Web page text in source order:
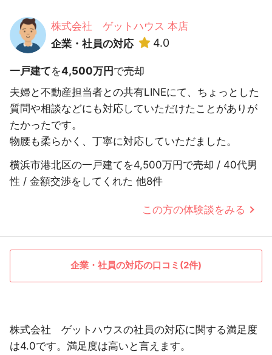
株式会社 ゲットハウス 本店
企業・社員の対応
4.0
一戸建てを4,500万円 で売却
夫婦と不動産担当者との共有LINEにて、ちょっとした
質問や相談などにも対応していただけたことがありが
たかったです。
物腰も柔らかく、丁寧に対応していただました。
横浜市港北区の一戸建てを4,500万円で売却 / 40代男
性 / 金額交渉をしてくれた 他8件
この方の体験談をみる
企業・社員の対応の口コミ(2件)
株式会社 ゲットハウスの社員の対応に関する満足度
は4.0です。満足度は高いと言えます。